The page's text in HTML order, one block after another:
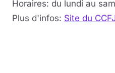
Horaires: du lundi au
Plus d'infos: Site du